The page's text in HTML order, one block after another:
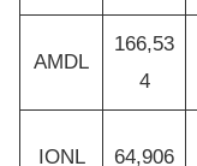
AMDL
166,53
4
IONL 64,906